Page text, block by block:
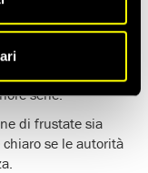
Il medico ha
50 frustate ricevute
serie.
di frustate sia
se le autorità